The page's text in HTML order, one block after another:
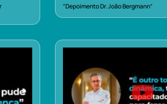
“Depoimento Dr. João Bergmann”